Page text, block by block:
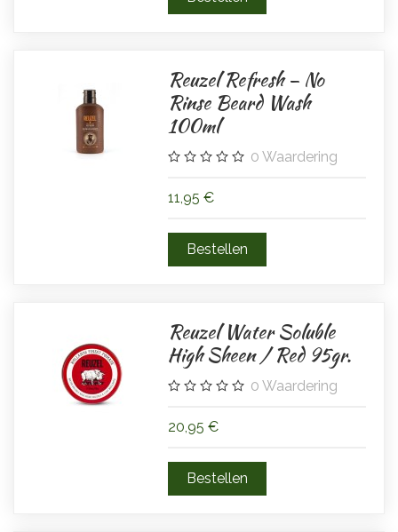
Reuzel Refresh – No
Rinse Beard Wash
100ml
0 Waardering
11,95 €
Reuzel Water Soluble
High Sheen / Red 95gr.
0 Waardering
20,95 €